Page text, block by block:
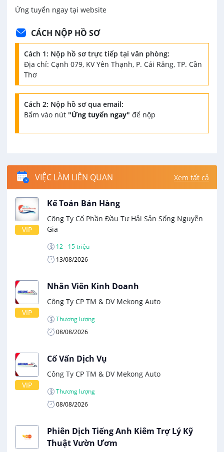
Ứng tuyển ngay tại website
CÁCH NỘP HỒ SƠ
Cách 1: Nộp hồ sơ trực tiếp tại văn phòng:
Địa chỉ: Cạnh 079, KV Yên Thạnh, P. Cái Răng, TP. Cần
Thơ
Cách 2: Nộp hồ sơ qua email:
Bấm vào nút "Ứng tuyển ngay" để nộp
VIỆC LÀM LIÊN QUAN Xem tất cả
VIP
Kế Toán Bán Hàng
Công Ty Cổ Phần Đầu Tư Hải Sản Sống Nguyễn
Gia
12 - 15 triệu
13/08/2026
VIP
Nhân Viên Kinh Doanh
Công Ty CP TM & DV Mekong Auto
Thương lượng
08/08/2026
VIP
Cố Vấn Dịch Vụ
Công Ty CP TM & DV Mekong Auto
Thương lượng
08/08/2026
Phiên Dịch Tiếng Anh Kiêm Trợ Lý Kỹ
Thuật Vườn Ươm